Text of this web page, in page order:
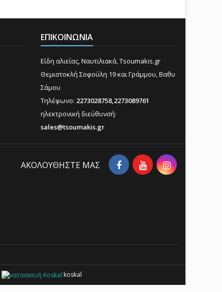
ΕΠΙΚΟΙΝΩΝΊΑ
Είδη αλιείας, Ναυτιλιακά, Tsoumakis.gr
Θεμιστοκλή Σοφούλη 19 και Γράμμου, Βαθυ
Σάμου
Τηλέφωνο: 2273028758,2273089761
ηλεκτρονική διεύθυνσή:
sales@tsoumakis.gr
AΚΟΛΟΥΘΉΣΤΕ ΜΑΣ
koskal